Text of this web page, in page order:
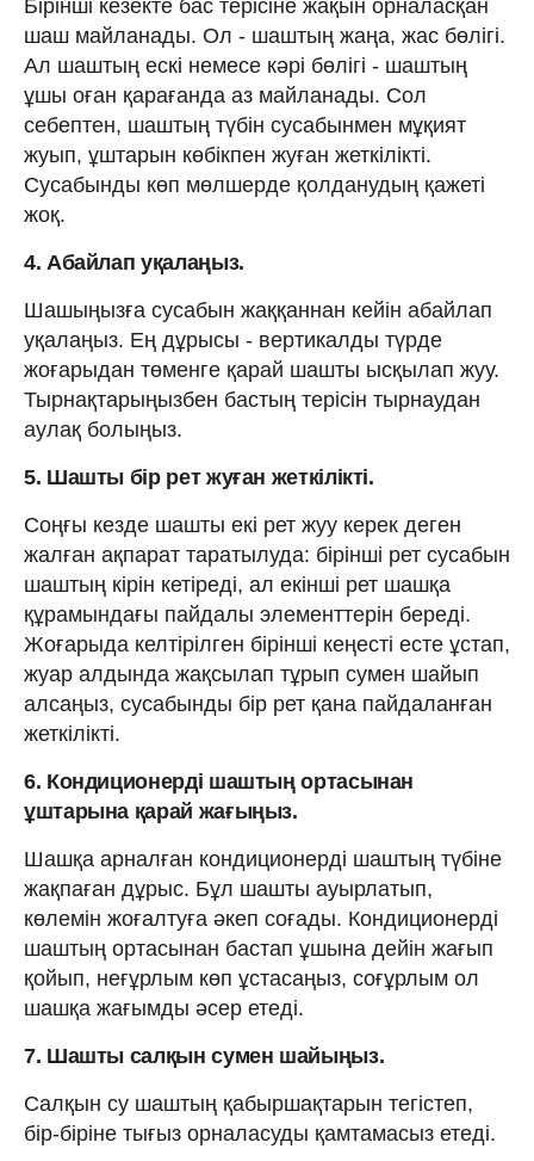
Бірінші кезекте бас терісіне жақын орналасқан
шаш майланады. Ол - шаштың жаңа, жас бөлігі.
Ал шаштың ескі немесе кәрі бөлігі - шаштың
ұшы оған қарағанда аз майланады. Сол
себептен, шаштың түбін сусабынмен мұқият
жуып, ұштарын көбікпен жуған жеткілікті.
Сусабынды көп мөлшерде қолданудың қажеті
жоқ.
4. Абайлап уқалаңыз.
Шашыңызға сусабын жаққаннан кейін абайлап
уқалаңыз. Ең дұрысы - вертикалды түрде
жоғарыдан төменге қарай шашты ысқылап жуу.
Тырнақтарыңызбен бастың терісін тырнаудан
аулақ болыңыз.
5. Шашты бір рет жуған жеткілікті.
Соңғы кезде шашты екі рет жуу керек деген
жалған ақпарат таратылуда: бірінші рет сусабын
шаштың кірін кетіреді, ал екінші рет шашқа
құрамындағы пайдалы элементтерін береді.
Жоғарыда келтірілген бірінші кеңесті есте ұстап,
жуар алдында жақсылап тұрып сумен шайып
алсаңыз, сусабынды бір рет қана пайдаланған
жеткілікті.
6. Кондиционерді шаштың ортасынан
ұштарына қарай жағыңыз.
Шашқа арналған кондиционерді шаштың түбіне
жақпаған дұрыс. Бұл шашты ауырлатып,
көлемін жоғалтуға әкеп соғады. Кондиционерді
шаштың ортасынан бастап ұшына дейін жағып
қойып, неғұрлым көп ұстасаңыз, соғұрлым ол
шашқа жағымды әсер етеді.
7. Шашты салқын сумен шайыңыз.
Салқын су шаштың қабыршақтарын тегістеп,
бір-біріне тығыз орналасуды қамтамасыз етеді.